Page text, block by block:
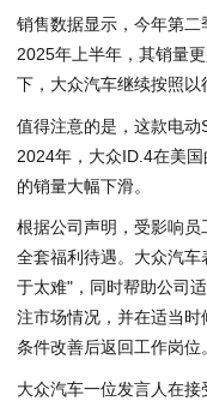
销售数据显示，今年第二
2025年上半年，其销量
下，大众汽车继续按照以
值得注意的是，这款电动
2024年，大众ID.4在美
的销量大幅下滑。
根据公司声明，受影响
全套福利待遇。大众汽
于太难"，同时帮助公司
注市场情况，并在适当
条件改善后返回工作岗位。
大众汽车一位发言人在